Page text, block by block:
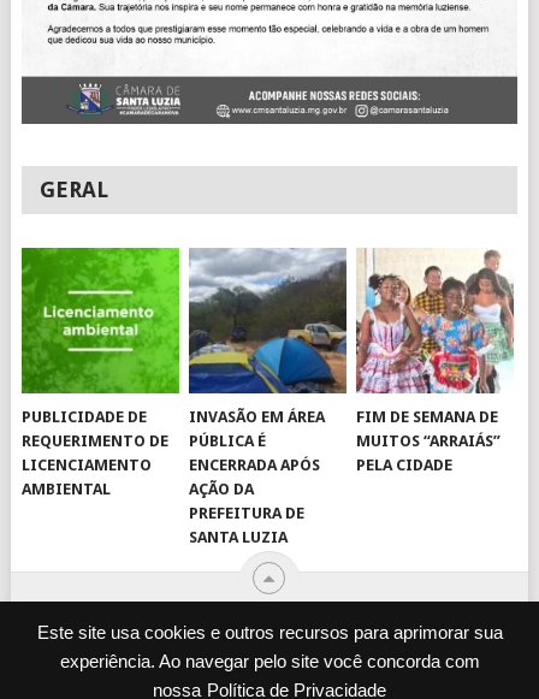
Este site usa cookies e outros recursos para aprimorar sua
experiência. Ao navegar pelo site você concorda com
nossa Política de Privacidade
GERAL
PUBLICIDADE DE
REQUERIMENTO DE
LICENCIAMENTO
AMBIENTAL
INVASÃO EM ÁREA
PÚBLICA É
ENCERRADA APÓS
AÇÃO DA
PREFEITURA DE
SANTA LUZIA
FIM DE SEMANA DE
MUITOS “ARRAIÁS”
PELA CIDADE